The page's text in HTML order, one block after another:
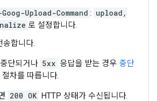
Upload-Command : upload,
로 설정합니다.
송합니다.
단되거나 5xx 응답을 받는 경우 중단
절차를 따릅니다.
200 OK HTTP 상태가 수신됩니다.